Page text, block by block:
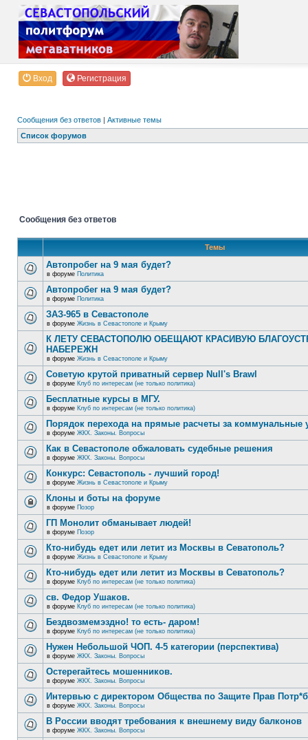
Вход Регистрация
Сообщения без ответов | Активные темы
Список форумов
Сообщения без ответов
Темы
Автопробег на 9 мая будет?
в форуме Политика
Автопробег на 9 мая будет?
в форуме Политика
ЗАЗ-965 в Севастополе
в форуме Жизнь в Севастополе и Крыму
К ЛЕТУ СЕВАСТОПОЛЮ ОБЕЩАЮТ КРАСИВУЮ
НАБЕРЕЖН
в форуме Жизнь в Севастополе и Крыму
Советую крутой приватный сервер Null's Brawl
в форуме Клуб по интересам (не только политика)
Бесплатные курсы в МГУ.
в форуме Клуб по интересам (не только политика)
Порядок перехода на прямые расчеты за коммунальные
в форуме ЖКХ. Законы. Вопросы
Как в Севастополе обжаловать судебные решения
в форуме ЖКХ. Законы. Вопросы
Конкурс: Севастополь - лучший город!
в форуме Жизнь в Севастополе и Крыму
Клоны и боты на форуме
в форуме Позор
ГП Монолит обманывает людей!
в форуме Позор
Кто-нибудь едет или летит из Москвы в Севатополь?
в форуме Жизнь в Севастополе и Крыму
Кто-нибудь едет или летит из Москвы в Севатополь?
в форуме Клуб по интересам (не только политика)
св. Федор Ушаков.
в форуме Клуб по интересам (не только политика)
Бездвозмемэздно! то есть- даром!
в форуме Клуб по интересам (не только политика)
Нужен Небольшой ЧОП. 4-5 категории (перспектива)
в форуме ЖКХ. Законы. Вопросы
Остерегайтесь мошенников.
в форуме ЖКХ. Законы. Вопросы
Интервью с директором Общества по Защите Прав
в форуме ЖКХ. Законы. Вопросы
В России вводят требования к внешнему виду балконов
в форуме ЖКХ. Законы. Вопросы